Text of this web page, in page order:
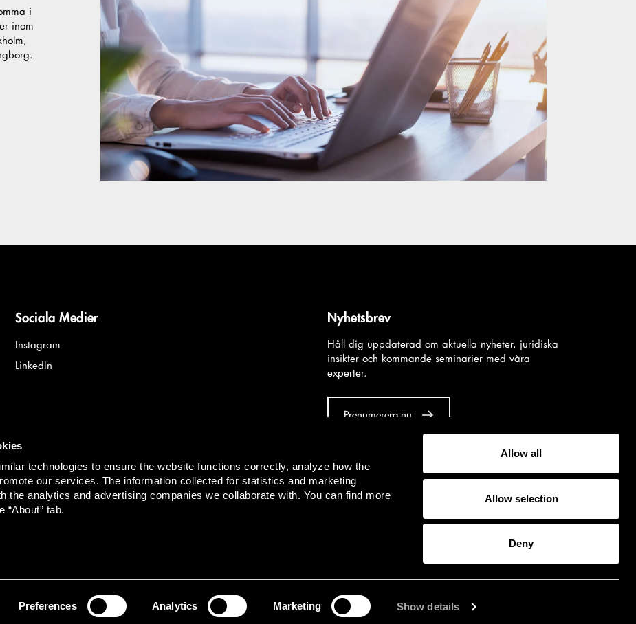
technologies to ensure the website functions correctly, analyze how the
our services. The information collected for statistics and marketing
the analytics and advertising companies we collaborate with. You can find more
“About” tab.
Preferences Analytics Marketing Show details
Allow all
Allow selection
Deny
i
inom
Sociala Medier
Instagram
LinkedIn
Nyhetsbrev
Håll dig uppdaterad om aktuella nyheter, juridiska
insikter och kommande seminarier med våra
experter.
Prenumerera nu
The material and information on this site is intended for general informational
property protection and downloading, publication, copying and/or other use of the